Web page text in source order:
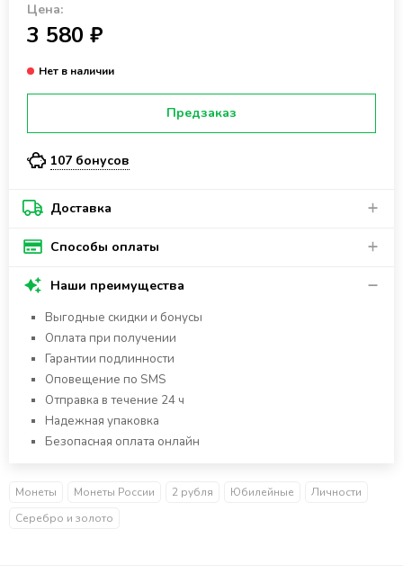
Цена:
3 580 ₽
Предзаказ
107 бонусов
Доставка
Способы оплаты
Наши преимущества
Выгодные скидки и бонусы
Оплата при получении
Гарантии подлинности
Оповещение по SMS
Отправка в течение 24 ч
Надежная упаковка
Безопасная оплата онлайн
Монеты Монеты России 2 рубля Юбилейные
Личности
Серебро и золото